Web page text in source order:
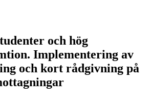
och hög
Implementering av
och kort rådgivning på